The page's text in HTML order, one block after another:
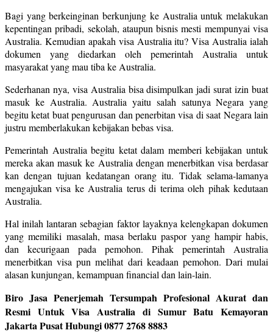
Bagi yang berkeinginan berkunjung ke Australia untuk melakukan
kepentingan pribadi, sekolah, ataupun bisnis mesti mempunyai visa
Australia. Kemudian apakah visa Australia itu? Visa Australia ialah
dokumen yang diedarkan oleh pemerintah Australia untuk
masyarakat yang mau tiba ke Australia.
Sederhanan nya, visa Australia bisa disimpulkan jadi surat izin buat
masuk ke Australia. Australia yaitu salah satunya Negara yang
begitu ketat buat pengurusan dan penerbitan visa di saat Negara lain
justru memberlakukan kebijakan bebas visa.
Pemerintah Australia begitu ketat dalam memberi kebijakan untuk
mereka akan masuk ke Australia dengan menerbitkan visa berdasar
kan dengan tujuan kedatangan orang itu. Tidak selama-lamanya
mengajukan visa ke Australia terus di terima oleh pihak kedutaan
Australia.
Hal inilah lantaran sebagian faktor layaknya kelengkapan dokumen
yang memiliki masalah, masa berlaku paspor yang hampir habis,
dan kecurigaan pada pemohon. Pihak pemerintah Australia
menerbitkan visa pun melihat dari keadaan pemohon. Dari mulai
alasan kunjungan, kemampuan financial dan lain-lain.
Biro Jasa Penerjemah Tersumpah Profesional Akurat dan
Resmi Untuk Visa Australia di Sumur Batu Kemayoran
Jakarta Pusat Hubungi 0877 2768 8883